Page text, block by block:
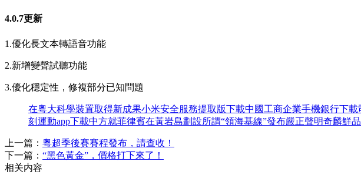
4.0.7更新
1.優化長文本轉語音功能
2.新增變聲試聽功能
3.優化穩定性，修複部分已知問題
在粵大科學裝置取得新成果小米安全服務提取版下載中國工商企業手機銀行下載
刻運動app下載中方就菲律賓在黃岩島劃設所謂“領海基線”發布嚴正聲明奇麟鮮
上一篇： 粵超季後賽賽程發布，請查收！
下一篇： “黑色黃金”，價格打下來了！
相关内容